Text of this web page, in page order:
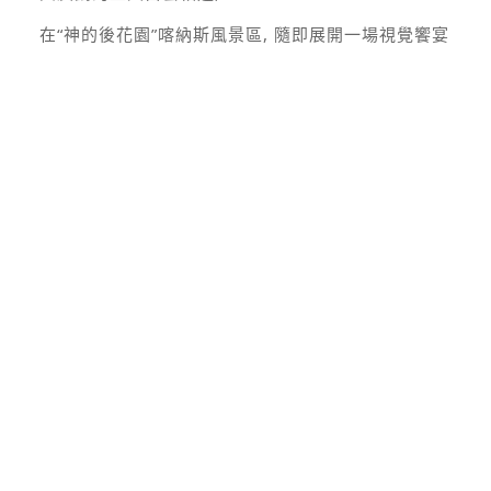
在“神的後花園”喀納斯風景區, 隨即展開一場視覺饗宴